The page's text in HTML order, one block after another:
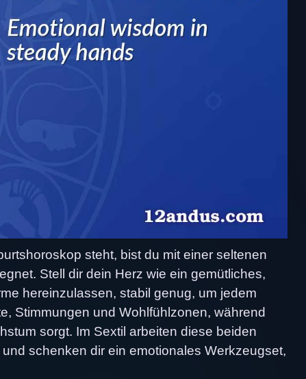
steht, bist du mit einer seltenen
Stell dir dein Herz wie ein gemütliches,
hereinzulassen, stabil genug, um jedem
Stimmungen und Wohlfühlzonen, während
sorgt. Im Sextil arbeiten diese beiden
schenken dir ein emotionales Werkzeugset,